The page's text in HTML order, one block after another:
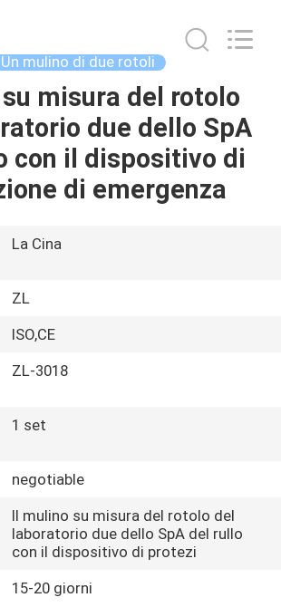
Un mulino di due rotoli
misura del rotolo
due dello SpA
con il dispositivo di
di emergenza
La Cina
ZL
ISO,CE
ZL-3018
1 set
negotiable
Il mulino su misura del rotolo del
laboratorio due dello SpA del rullo
con il dispositivo di protezi
15-20 giorni